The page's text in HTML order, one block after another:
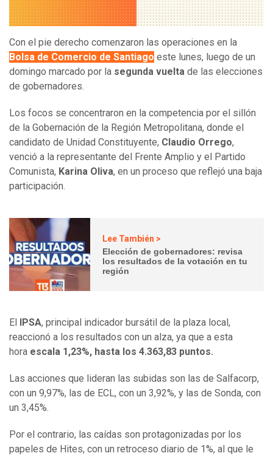
Con el pie derecho comenzaron las operaciones en la
Bolsa de Comercio de Santiago este lunes, luego de un
domingo marcado por la segunda vuelta de las elecciones
de gobernadores.
Los focos se concentraron en la competencia por el sillón
de la Gobernación de la Región Metropolitana, donde el
candidato de Unidad Constituyente, Claudio Orrego,
venció a la representante del Frente Amplio y el Partido
Comunista, Karina Oliva, en un proceso que reflejó una baja
participación.
Lee También >
Elección de gobernadores: revisa
los resultados de la votación en tu
región
El IPSA, principal indicador bursátil de la plaza local,
reaccionó a los resultados con un alza, ya que a esta
hora escala 1,23%, hasta los 4.363,83 puntos.
Las acciones que lideran las subidas son las de Salfacorp,
con un 9,97%, las de ECL, con un 3,92%, y las de Sonda, con
un 3,45%.
Por el contrario, las caídas son protagonizadas por los
papeles de Hites, con un retroceso diario de 1%, al que le